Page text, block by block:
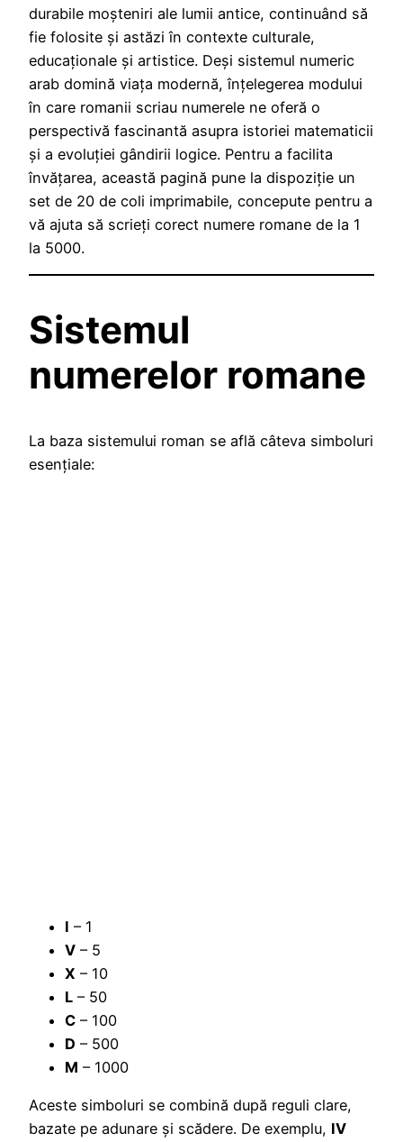
durabile moșteniri ale lumii antice, continuând să
fie folosite și astăzi în contexte culturale,
educaționale și artistice. Deși sistemul numeric
arab domină viața modernă, înțelegerea modului
în care romanii scriau numerele ne oferă o
perspectivă fascinantă asupra istoriei matematicii
și a evoluției gândirii logice. Pentru a facilita
învățarea, această pagină pune la dispoziție un
set de 20 de coli imprimabile, concepute pentru a
vă ajuta să scrieți corect numere romane de la 1
la 5000.
Sistemul
numerelor romane
La baza sistemului roman se află câteva simboluri
esențiale:
I – 1
V – 5
X – 10
L – 50
C – 100
D – 500
M – 1000
Aceste simboluri se combină după reguli clare,
bazate pe adunare și scădere. De exemplu, IV